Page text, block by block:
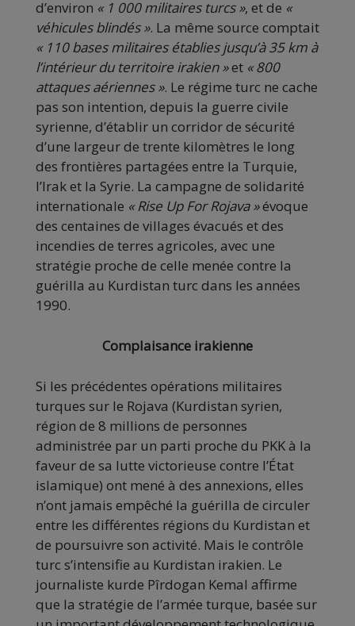
d’environ « 1 000 militaires turcs », et de «
véhicules blindés ». La même source comptait
« 110 bases militaires établies jusqu’à 35 km à
l’intérieur du territoire irakien »et « 800
attaques aériennes ». Le régime turc ne cache
pas son intention, depuis la guerre civile
syrienne, d’établir un corridor de sécurité
d’une largeur de trente kilomètres le long
des frontières partagées entre la Turquie,
l’Irak et la Syrie. La campagne de solidarité
internationale « Rise Up For Rojava »évoque
des centaines de villages évacués et des
incendies de terres agricoles, avec une
stratégie proche de celle menée contre la
guérilla au Kurdistan turc dans les années
1990.
Complaisance irakienne
Si les précédentes opérations militaires
turques sur le Rojava (Kurdistan syrien,
région de 8 millions de personnes
administrée par un parti proche du PKK à la
faveur de sa lutte victorieuse contre l’État
islamique) ont mené à des annexions, elles
n’ont jamais empêché la guérilla de circuler
entre les différentes régions du Kurdistan et
de poursuivre son activité. Mais le contrôle
turc s’intensifie au Kurdistan irakien. Le
journaliste kurde Pîrdogan Kemal affirme
que la stratégie de l’armée turque, basée sur